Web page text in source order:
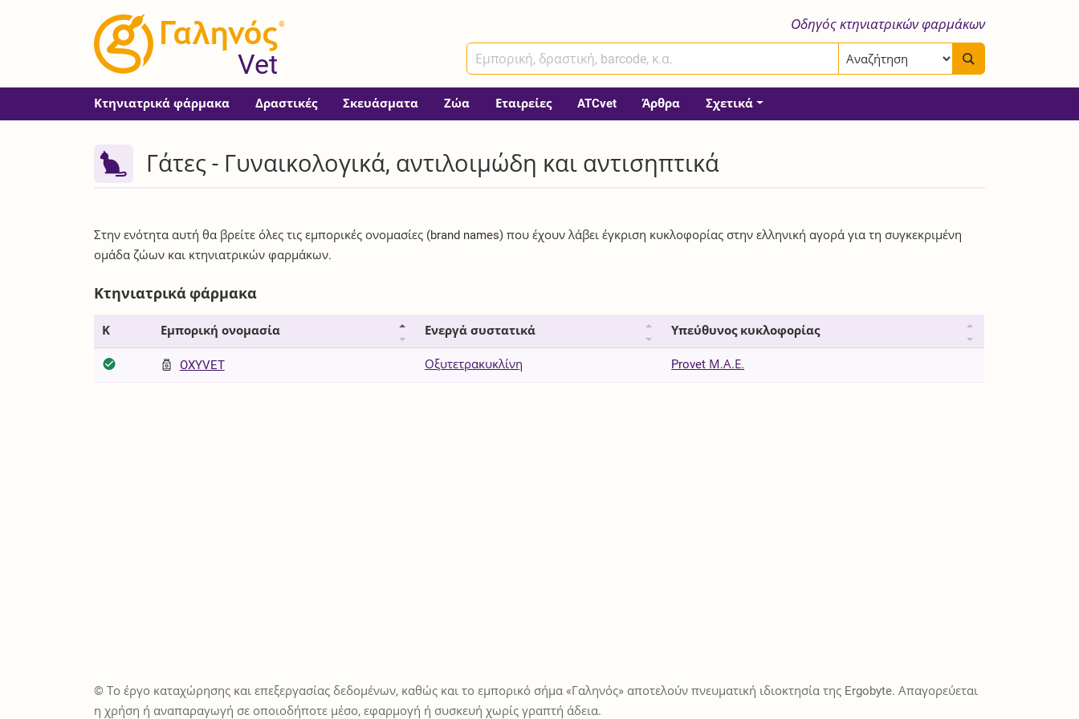
®
Vet
Οδηγός κτηνιατρικών φαρμάκων
Κτηνιατρικά φάρμακα Δραστικές Σκευάσματα Ζώα Εταιρείες ATCvet Άρθρα Σχετικά
Γάτες - Γυναικολογικά, αντιλοιμώδη και αντισηπτικά
Στην ενότητα αυτή θα βρείτε όλες τις εμπορικές ονομασίες (brand names) που έχουν λάβει έγκριση κυκλοφορίας στην ελληνική αγορά για τη συγκεκριμένη
ομάδα ζώων και κτηνιατρικών φαρμάκων.
Κτηνιατρικά φάρμακα
Κ Εμπορική ονομασία Ενεργά συστατικά Υπεύθυνος κυκλοφορίας
OXYVET Οξυτετρακυκλίνη Provet Μ.Α.Ε.
© Το έργο καταχώρησης και επεξεργασίας δεδομένων, καθώς και το εμπορικό σήμα «Γαληνός» αποτελούν πνευματική ιδιοκτησία της Ergobyte. Απαγορεύεται
η χρήση ή αναπαραγωγή σε οποιοδήποτε μέσο, εφαρμογή ή συσκευή χωρίς γραπτή άδεια.